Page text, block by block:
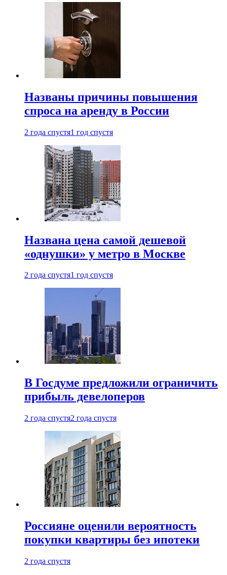
Названы причины повышения
спроса на аренду в России
2 года спустя1 год спустя
Названа цена самой дешевой
«однушки» у метро в Москве
2 года спустя1 год спустя
В Госдуме предложили ограничить
прибыль девелоперов
2 года спустя2 года спустя
Россияне оценили вероятность
покупки квартиры без ипотеки
2 года спустя